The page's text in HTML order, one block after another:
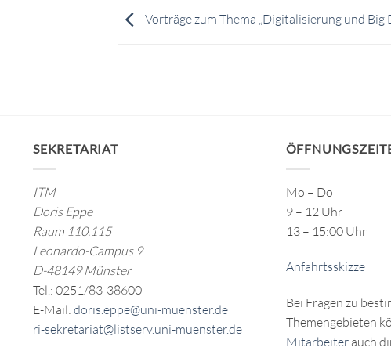
Vorträge zum Thema „Digitalisierung und Big
SEKRETARIAT
ITM
Doris Eppe
Raum 110.115
Leonardo-Campus 9
D-48149 Münster
Tel.: 0251/83-38600
E-Mail: doris.eppe@uni-muenster.de
ri-sekretariat@listserv.uni-muenster.de
Mo – Do
9 – 12 Uhr
13 – 15:00 Uhr
Anfahrtsskizze
Bei Fragen zu
Themengebieten
Mitarbeiterauch